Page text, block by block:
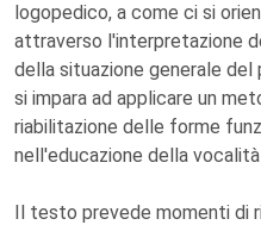
logopedico, a come ci si
attraverso l'interpretazione
della situazione generale
si impara ad applicare un
riabilitazione delle forme
nell'educazione della
Il testo prevede momenti di